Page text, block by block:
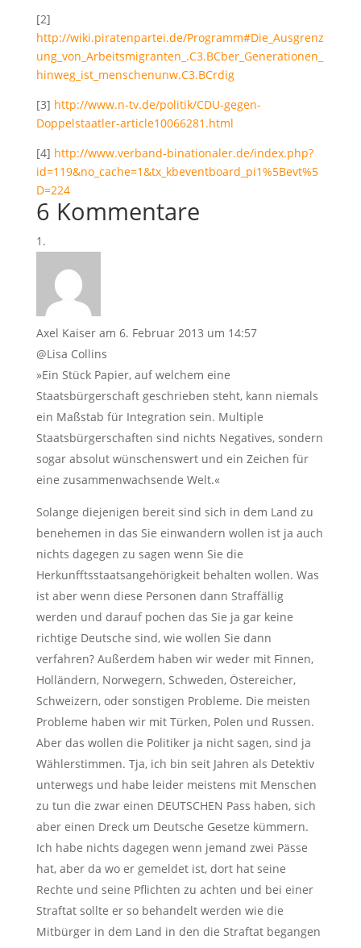
[2]
http://wiki.piratenpartei.de/Programm#Die_Ausgrenz
ung_von_Arbeitsmigranten_.C3.BCber_Generationen_
hinweg_ist_menschenunw.C3.BCrdig
[3] http://www.n-tv.de/politik/CDU-gegen-
Doppelstaatler-article10066281.html
[4] http://www.verband-binationaler.de/index.php?
id=119&no_cache=1&tx_kbeventboard_pi1%5Bevt%5
D=224
6 Kommentare
Axel Kaiser am 6. Februar 2013 um 14:57
@Lisa Collins
»Ein Stück Papier, auf welchem eine
Staatsbürgerschaft geschrieben steht, kann niemals
ein Maßstab für Integration sein. Multiple
Staatsbürgerschaften sind nichts Negatives, sondern
sogar absolut wünschenswert und ein Zeichen für
eine zusammenwachsende Welt.«
Solange diejenigen bereit sind sich in dem Land zu
benehemen in das Sie einwandern wollen ist ja auch
nichts dagegen zu sagen wenn Sie die
Herkunfftsstaatsangehörigkeit behalten wollen. Was
ist aber wenn diese Personen dann Straffällig
werden und darauf pochen das Sie ja gar keine
richtige Deutsche sind, wie wollen Sie dann
verfahren? Außerdem haben wir weder mit Finnen,
Holländern, Norwegern, Schweden, Östereicher,
Schweizern, oder sonstigen Probleme. Die meisten
Probleme haben wir mit Türken, Polen und Russen.
Aber das wollen die Politiker ja nicht sagen, sind ja
Wählerstimmen. Tja, ich bin seit Jahren als Detektiv
unterwegs und habe leider meistens mit Menschen
zu tun die zwar einen DEUTSCHEN Pass haben, sich
aber einen Dreck um Deutsche Gesetze kümmern.
Ich habe nichts dagegen wenn jemand zwei Pässe
hat, aber da wo er gemeldet ist, dort hat seine
Rechte und seine Pflichten zu achten und bei einer
Straftat sollte er so behandelt werden wie die
Mitbürger in dem Land in den die Straftat begangen